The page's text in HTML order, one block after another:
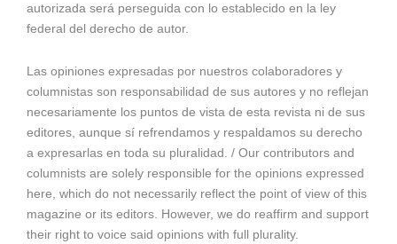
autorizada será perseguida con lo establecido en la ley
federal del derecho de autor.
Las opiniones expresadas por nuestros colaboradores y
columnistas son responsabilidad de sus autores y no reflejan
necesariamente los puntos de vista de esta revista ni de sus
editores, aunque sí refrendamos y respaldamos su derecho
a expresarlas en toda su pluralidad. / Our contributors and
columnists are solely responsible for the opinions expressed
here, which do not necessarily reflect the point of view of this
magazine or its editors. However, we do reaffirm and support
their right to voice said opinions with full plurality.